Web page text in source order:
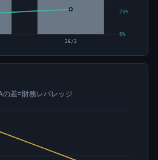
0%
25%
26/2
の差=財務レバレッジ